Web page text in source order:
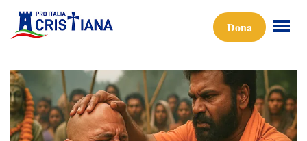
Dona